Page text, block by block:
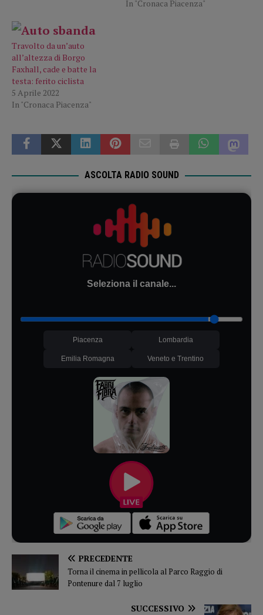
In "Cronaca Piacenza"
Travolto da un’auto
all’altezza di Borgo
Faxhall, cade e batte la
testa: ferito ciclista
5 Aprile 2022
In "Cronaca Piacenza"
ASCOLTA RADIO SOUND
Seleziona il canale...
Piacenza Lombardia
Emilia Romagna Veneto e Trentino
PRECEDENTE
Torna il cinema in pellicola al Parco Raggio di
Pontenure dal 7 luglio
SUCCESSIVO